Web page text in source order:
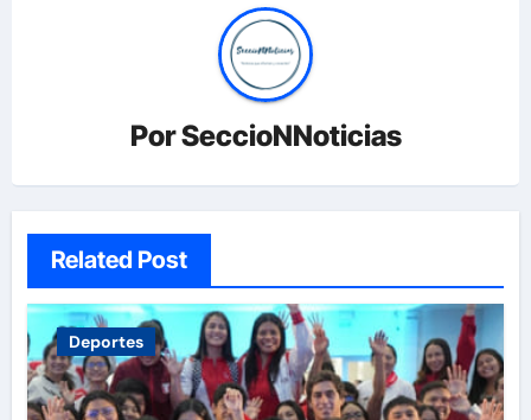
PorSeccioNNoticias
Related Post
Deportes